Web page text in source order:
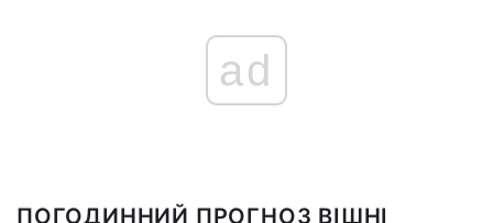
ad
ПОГОДИННИЙ ПРОГНОЗ ВІШНІ